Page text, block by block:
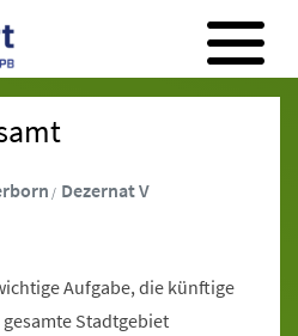
Paderborn
Dezernat V
Aufgabe, die künftige
Stadtgebiet